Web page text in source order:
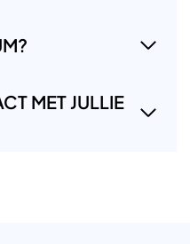
MET JULLIE